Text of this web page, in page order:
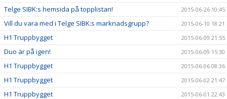
Telge SIBK:s hemsida på topplistan! 2015-06-26 10:45
Vill du vara med i Telge SIBK:s marknadsgrupp? 2015-06-10 18:21
H1 Truppbygget 2015-06-09 21:55
Duo är på igen! 2015-06-09 15:30
H1 Truppbygget 2015-06-06 08:36
H1 Truppbygget 2015-06-02 21:47
H1 Truppbygget 2015-06-01 22:43